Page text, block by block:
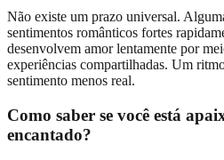
Não existe um prazo universal.
sentimentos românticos fortes
desenvolvem amor lentamente por
experiências compartilhadas. Um
sentimento menos real.
Como saber se você está
encantado?